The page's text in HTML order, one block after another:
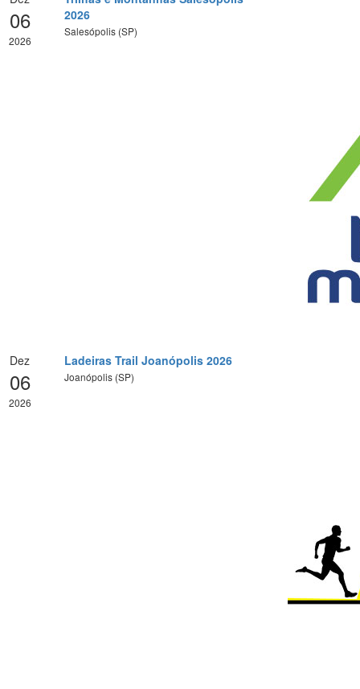
06
2026
2026
Salesópolis (SP)
Dez
06
2026
Ladeiras Trail Joanópolis 2026
Joanópolis (SP)